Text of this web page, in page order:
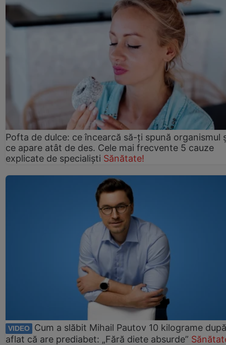
Pofta de dulce: ce încearcă să-ți spună organismul
ce apare atât de des. Cele mai frecvente 5 cauze
explicate de specialiști Sănătate!
VIDEO
Cum a slăbit Mihail Pautov 10 kilograme
aflat că are prediabet: „Fără diete absurde”